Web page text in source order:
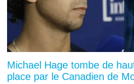
Michael Hage tombe de
place par le Canadien de